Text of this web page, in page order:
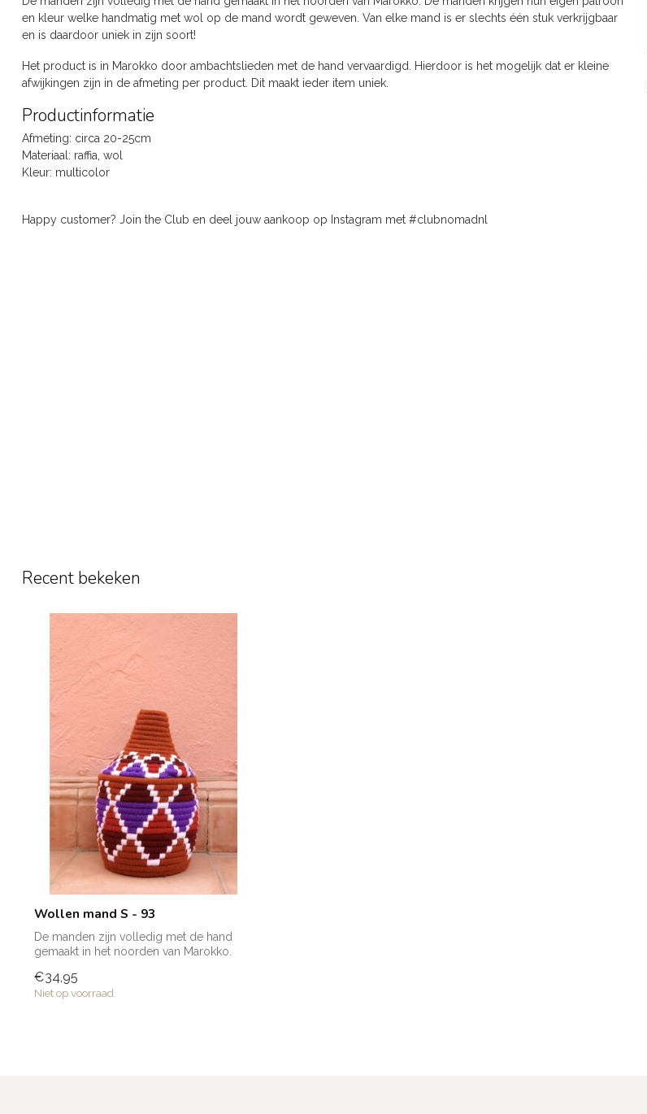
en kleur welke handmatig met wol op de mand wordt geweven. Van elke mand is er slechts één stuk verkrijgbaar
en is daardoor uniek in zijn soort!
Het product is in Marokko door ambachtslieden met de hand vervaardigd. Hierdoor is het mogelijk dat er kleine
afwijkingen zijn in de afmeting per product. Dit maakt ieder item uniek.
Productinformatie
Afmeting: circa 20-25cm
Materiaal: raffia, wol
Kleur: multicolor
Happy customer? Join the Club en deel jouw aankoop op Instagram met #clubnomadnl
Recent bekeken
Wollen mand S - 93
De manden zijn volledig met de hand
gemaakt in het noorden van Marokko.
€34,95
Niet op voorraad